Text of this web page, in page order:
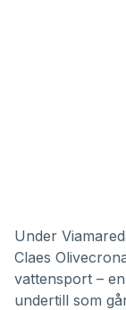
Under
Claes
vattensport –
undertill som